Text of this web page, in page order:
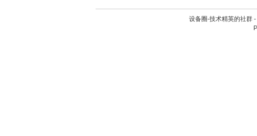
设备圈-技术精英的社群 -